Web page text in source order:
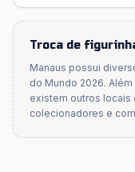
Troca de
Manaus possui
do Mundo 2026. Além
existem outros
colecionadores e